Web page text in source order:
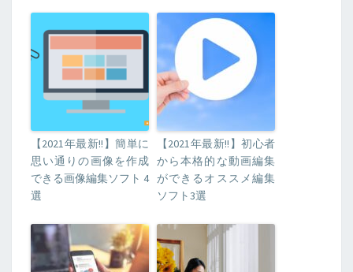
【2021年最新!!】簡単に
思い通りの画像を作成
できる画像編集ソフト 4
選
【2021年最新!!】初心者
から本格的な動画編集
ができるオススメ編集
ソフト3選